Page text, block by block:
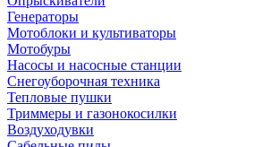
Генераторы
Мотоблоки и культиваторы
Мотобуры
Насосы и насосные станции
Снегоуборочная техника
Тепловые пушки
Триммеры и газонокосилки
Воздуходувки